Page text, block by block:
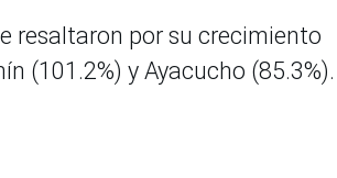
resaltaron por su crecimiento
(101.2%) y Ayacucho (85.3%).